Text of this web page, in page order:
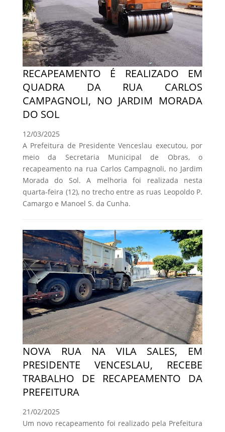
RECAPEAMENTO É REALIZADO EM
QUADRA DA RUA CARLOS
CAMPAGNOLI, NO JARDIM MORADA
DO SOL
12/03/2025
A Prefeitura de Presidente Venceslau executou, por
meio da Secretaria Municipal de Obras, o
recapeamento na rua Carlos Campagnoli, no Jardim
Morada do Sol. A melhoria foi realizada nesta
quarta-feira (12), no trecho entre as ruas Leopoldo P.
Camargo e Manoel S. da Cunha.
NOVA RUA NA VILA SALES, EM
PRESIDENTE VENCESLAU, RECEBE
TRABALHO DE RECAPEAMENTO DA
PREFEITURA
21/02/2025
Um novo recapeamento foi realizado pela Prefeitura